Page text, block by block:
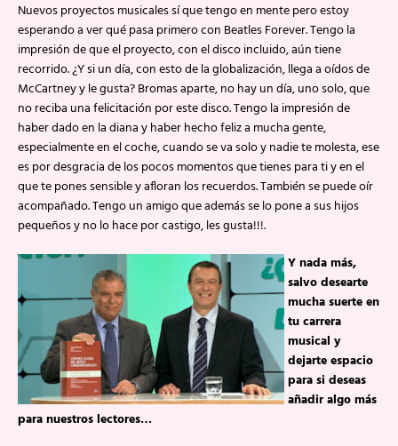
Nuevos proyectos musicales sí que tengo en mente pero estoy
esperando a ver qué pasa primero con Beatles Forever. Tengo la
impresión de que el proyecto, con el disco incluido, aún tiene
recorrido. ¿Y si un día, con esto de la globalización, llega a oídos de
McCartney y le gusta? Bromas aparte, no hay un día, uno solo, que
no reciba una felicitación por este disco. Tengo la impresión de
haber dado en la diana y haber hecho feliz a mucha gente,
especialmente en el coche, cuando se va solo y nadie te molesta, ese
es por desgracia de los pocos momentos que tienes para ti y en el
que te pones sensible y afloran los recuerdos. También se puede oír
acompañado. Tengo un amigo que además se lo pone a sus hijos
pequeños y no lo hace por castigo, les gusta!!!.
Y nada más,
salvo desearte
mucha suerte en
tu carrera
musical y
dejarte espacio
para si deseas
añadir algo más
para nuestros lectores…